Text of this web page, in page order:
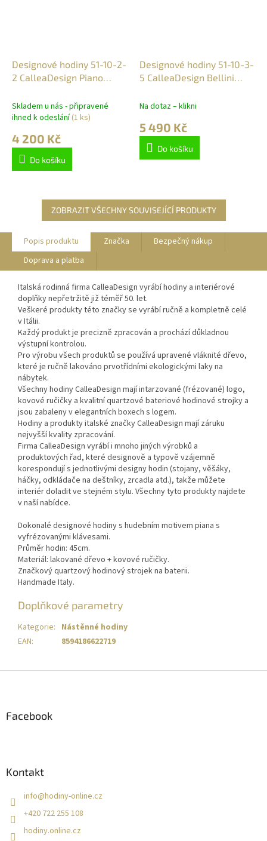
Designové hodiny 51-10-2-
2 CalleaDesign Piano
Skladem u nás - připravené
ihned k odeslání(1 ks)
4 200 Kč
Do košíku
Designové hodiny 51-10-3-
5 CalleaDesign Bellini
Na dotaz – klikni
5 490 Kč
Do košíku
ZOBRAZIT VŠECHNY SOUVISEJÍCÍ PRODUKTY
Popis produktu Značka
Bezpečný nákup
Doprava a platba
Italská rodinná firma CalleaDesign vyrábí hodiny a interiérové
doplňky nepřetržitě již téměř 50. let.
Veškeré produkty této značky se vyrábí ručně a kompletně celé
v Itálii.
Každý produkt je precizně zpracován a prochází důkladnou
výstupní kontrolou.
Pro výrobu všech produktů se používá upravené vláknité dřevo,
které je ručně lakováno prvotřídními ekologickými laky na
nábytek.
Všechny hodiny CalleaDesign mají intarzované (frézované) logo,
kovové ručičky a kvalitní quartzové bateriové hodinové strojky a
jsou zabaleny v elegantních boxech s logem.
Hodiny a produkty italské značky CalleaDesign mají záruku
nejvyšší kvality zpracování.
Firma CalleaDesign vyrábí i mnoho jiných výrobků a
produktových řad, které designově a typově vzájemně
korespondují s jednotlivými designy hodin (stojany, věšáky,
háčky, odkládače na deštníky, zrcadla atd.), takže můžete
interiér doladit ve stejném stylu. Všechny tyto produkty najdete
v naší nabídce.
Dokonalé designové hodiny s hudebním motivem piana s
vyfrézovanými klávesami.
Průměr hodin: 45cm.
Materiál: lakované dřevo + kovové ručičky.
Značkový quartzový hodinový strojek na baterii.
Handmade Italy.
Doplňkové parametry
Kategorie: Nástěnné hodiny
EAN: 8594186622719
Facebook
Kontakt
info@hodiny-online.cz
+420 722 255 108
hodiny.online.cz